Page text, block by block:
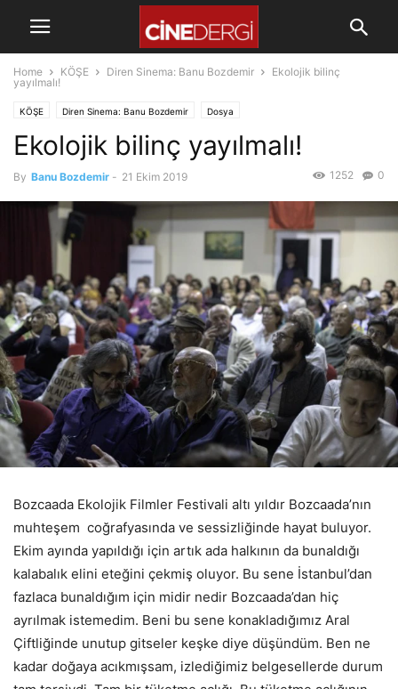
Home KÖŞE Diren Sinema: Banu Bozdemir
Ekolojik bilinç
yayılmalı!
KÖŞE Diren Sinema: Banu Bozdemir Dosya
Ekolojik bilinç yayılmalı!
By Banu Bozdemir - 21 Ekim 2019 0
1252
Bozcaada Ekolojik Filmler Festivali altı yıldır Bozcaada’nın
muhteşem coğrafyasında ve sessizliğinde hayat buluyor.
Ekim ayında yapıldığı için artık ada halkının da bunaldığı
kalabalık elini eteğini çekmiş oluyor. Bu sene İstanbul’dan
fazlaca bunaldığım için midir nedir Bozcaada’dan hiç
ayrılmak istemedim. Beni bu sene konakladığımız Aral
Çiftliğinde unutup gitseler keşke diye düşündüm. Ben ne
kadar doğaya acıkmışsam, izlediğimiz belgesellerde durum